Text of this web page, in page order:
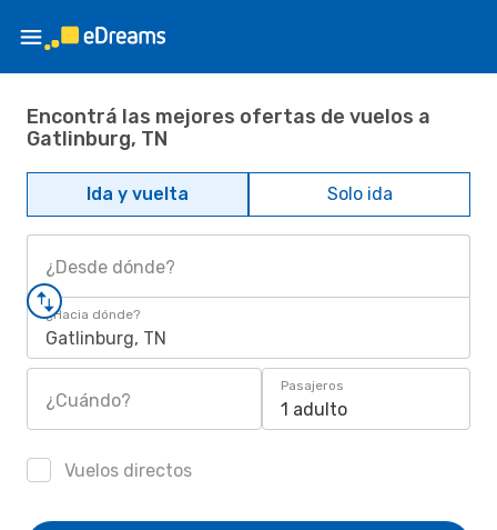
Encontrá las mejores ofertas de vuelos a
Gatlinburg, TN
Ida y vuelta Solo ida
¿Desde dónde?
¿Hacia dónde?
Gatlinburg, TN
¿Cuándo?
Pasajeros
1 adulto
Vuelos directos